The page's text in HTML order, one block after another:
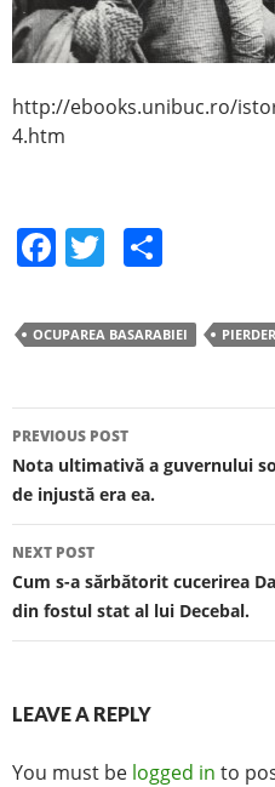
http://ebooks.unibuc.ro/
4.htm
F
c
e
b
o
o
k
T
itt
er
ar
e
OCUPAREA BASARABIEI
Post navigation
PREVIOUS POST
Nota ultimativă a guvernului
de injustă era ea.
NEXT POST
Cum s-a sărbătorit cucerirea
din fostul stat al lui Decebal.
LEAVE A REPLY
You must be logged in to